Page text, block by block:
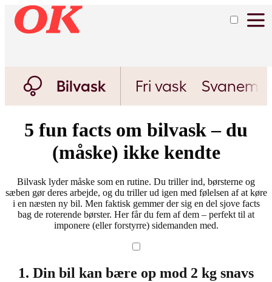
Bilvask Fri vask
5 fun facts om bilvask – du
(måske) ikke kendte
Bilvask lyder måske som en rutine. Du triller ind, børsterne og
sæben gør deres arbejde, og du triller ud igen med følelsen af at køre
i en næsten ny bil. Men faktisk gemmer der sig en del sjove facts
bag de roterende børster. Her får du fem af dem – perfekt til at
imponere (eller forstyrre) sidemanden med.
1. Din bil kan bære op mod 2 kg snavs